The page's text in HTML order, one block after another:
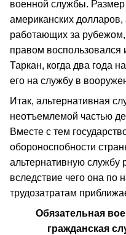
военной службы. Размер
американских долларов,
работающих за
правом воспользовался
Таркан, когда два года
его на службу в
Итак, альтернативная
неотъемлемой частью
Вместе с тем
обороноспобности
альтернативную службу
вследствие чего она по
трудозатратам
Обязательная
гражданская